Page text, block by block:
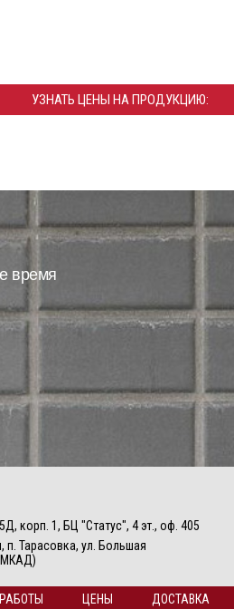
УЗНАТЬ ЦЕНЫ НА ПРОДУКЦИЮ:
время
корп. 1, БЦ "Статус", 4 эт., оф. 405
п. Тарасовка, ул. Большая
МКАД)
ЦЕНЫ ДОСТАВКА